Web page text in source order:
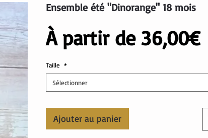
Ensemble été "Dinorange" 18 mois
À partir de 36,00€
Taille *
Sélectionner
Ajouter au panier